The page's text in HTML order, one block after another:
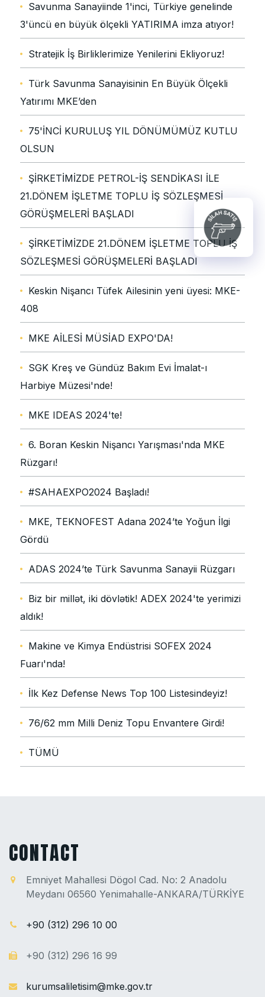
Savunma Sanayiinde 1'inci, Türkiye genelinde
3'üncü en büyük ölçekli YATIRIMA imza atıyor!
Stratejik İş Birliklerimize Yenilerini Ekliyoruz!
Türk Savunma Sanayisinin En Büyük Ölçekli
Yatırımı MKE’den
75'İNCİ KURULUŞ YIL DÖNÜMÜMÜZ KUTLU
OLSUN
ŞİRKETİMİZDE PETROL-İŞ SENDİKASI İLE
21.DÖNEM İŞLETME TOPLU İŞ SÖZLEŞMESİ
GÖRÜŞMELERİ BAŞLADI
ŞİRKETİMİZDE 21.DÖNEM İŞLETME TOPLU İŞ
SÖZLEŞMESİ GÖRÜŞMELERİ BAŞLADI
Keskin Nişancı Tüfek Ailesinin yeni üyesi: MKE-
408
MKE AİLESİ MÜSİAD EXPO'DA!
SGK Kreş ve Gündüz Bakım Evi İmalat-ı
Harbiye Müzesi'nde!
MKE IDEAS 2024'te!
6. Boran Keskin Nişancı Yarışması'nda MKE
Rüzgarı!
#SAHAEXPO2024 Başladı!
MKE, TEKNOFEST Adana 2024’te Yoğun İlgi
Gördü
ADAS 2024’te Türk Savunma Sanayii Rüzgarı
Biz bir millət, iki dövlətik! ADEX 2024'te yerimizi
aldık!
Makine ve Kimya Endüstrisi SOFEX 2024
Fuarı'nda!
İlk Kez Defense News Top 100 Listesindeyiz!
76/62 mm Milli Deniz Topu Envantere Girdi!
TÜMÜ
CONTACT
Emniyet Mahallesi Dögol Cad. No: 2 Anadolu
Meydanı 06560 Yenimahalle-ANKARA/TÜRKİYE
+90 (312) 296 10 00
+90 (312) 296 16 99
kurumsaliletisim@mke.gov.tr